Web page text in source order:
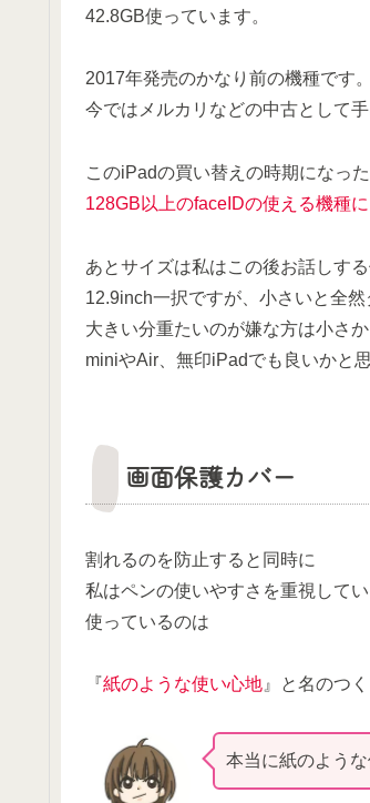
42.8GB使っています。
2017年発売のかなり前の機種です。
今ではメルカリなどの中古として
このiPadの買い替えの時期になっ
128GB以上のfaceIDの使える機種に
あとサイズは私はこの後お話しす
12.9inch一択ですが、小さいと全
大きい分重たいのが嫌な方は小さ
miniやAir、無印iPadでも良いかと思
画面保護カバー
割れるのを防止すると同時に
私はペンの使いやすさを重視してい
使っているのは
『紙のような使い心地 』と名のつ
本当に紙のよう